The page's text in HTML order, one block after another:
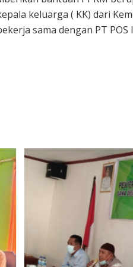
keluarga ( KK) dari
sama dengan PT POS